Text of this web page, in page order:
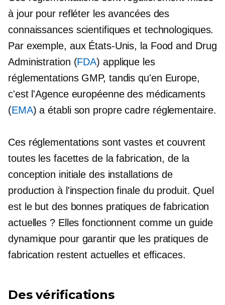
à jour pour refléter les avancées des
connaissances scientifiques et technologiques.
Par exemple, aux États-Unis, la Food and Drug
Administration (FDA) applique les
réglementations GMP, tandis qu'en Europe,
c'est l'Agence européenne des médicaments
(EMA) a établi son propre cadre réglementaire.
Ces réglementations sont vastes et couvrent
toutes les facettes de la fabrication, de la
conception initiale des installations de
production à l'inspection finale du produit. Quel
est le but des bonnes pratiques de fabrication
actuelles ? Elles fonctionnent comme un guide
dynamique pour garantir que les pratiques de
fabrication restent actuelles et efficaces.
Des vérifications